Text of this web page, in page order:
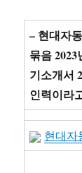
– 현대자
묶음
기소개서
인력이라
현대자